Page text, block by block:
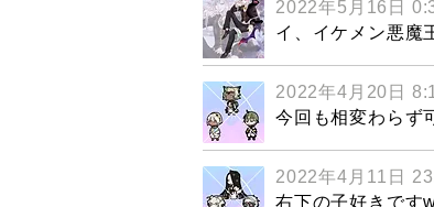
2022年5月16日
イ、イケメン悪魔
2022年4月20日
今回も相変わらず
2022年4月11日
右下の子好きです